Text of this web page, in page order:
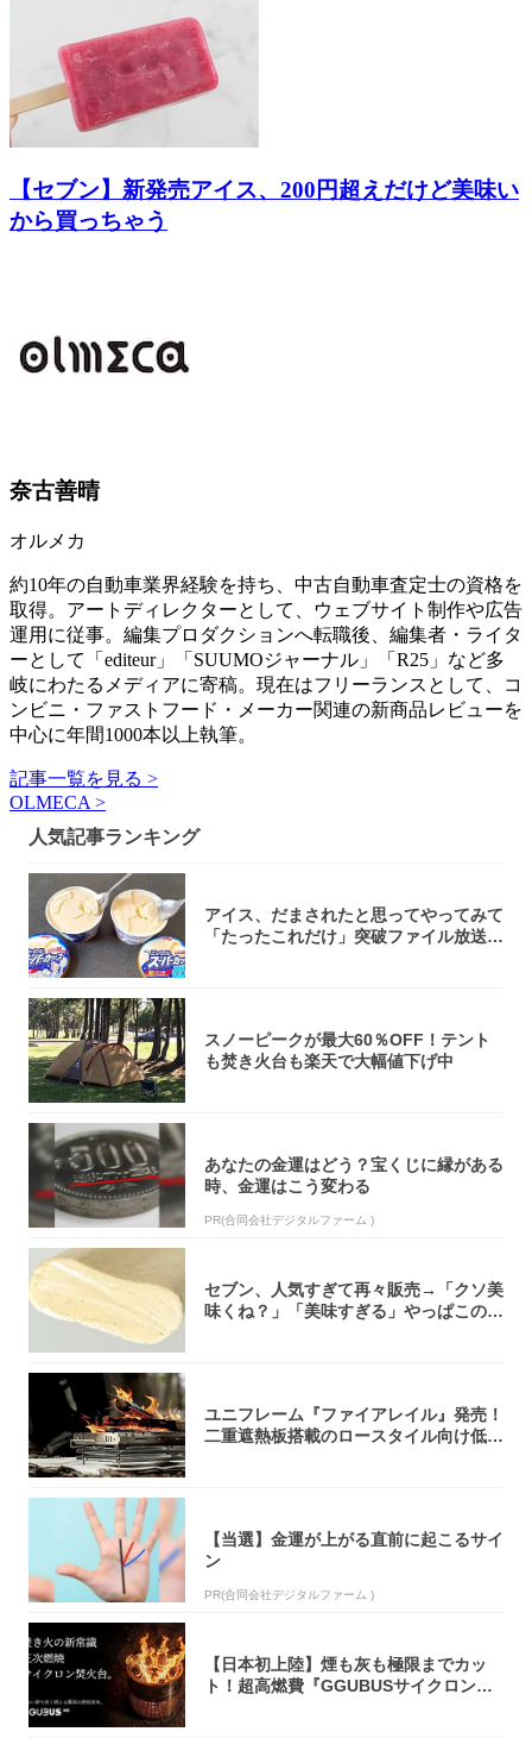
【セブン】新発売アイス、200円超えだけど美味い
から買っちゃう
奈古善晴
オルメカ
約10年の自動車業界経験を持ち、中古自動車査定士の資格を
取得。アートディレクターとして、ウェブサイト制作や広告
運用に従事。編集プロダクションへ転職後、編集者・ライタ
ーとして「editeur」「SUUMOジャーナル」「R25」など多
岐にわたるメディアに寄稿。現在はフリーランスとして、コ
ンビニ・ファストフード・メーカー関連の新商品レビューを
中心に年間1000本以上執筆。
記事一覧を見る >
OLMECA >
人気記事ランキング
アイス、だまされたと思ってやってみて
「たったこれだけ」突破ファイル放送で
スノーピークが最大60％OFF！テント
も焚き火台も楽天で大幅値下げ中
あなたの金運はどう？宝くじに縁がある
時、金運はこう変わる
PR(合同会社デジタルファーム )
セブン、人気すぎて再々販売→「クソ美
味くね？」「美味すぎる」やっぱこのク
ユニフレーム『ファイアレイル』発売！
二重遮熱板搭載のロースタイル向け低型
【当選】金運が上がる直前に起こるサイ
ン
PR(合同会社デジタルファーム )
【日本初上陸】煙も灰も極限までカッ
ト！超高燃費『GGUBUSサイクロン焚